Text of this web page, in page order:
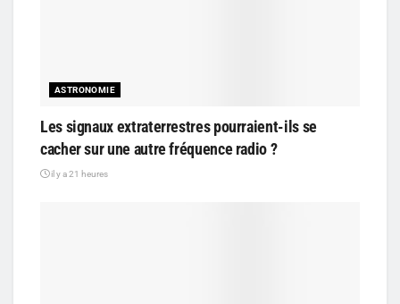
ASTRONOMIE
Les signaux extraterrestres pourraient-ils se
cacher sur une autre fréquence radio ?
il y a 21 heures